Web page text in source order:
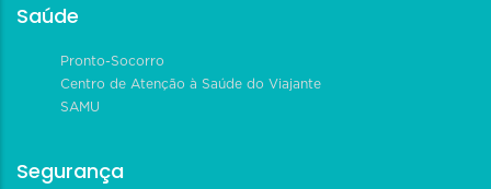
Saúde
Pronto-Socorro
Centro de Atenção à Saúde do Viajante
SAMU
Segurança